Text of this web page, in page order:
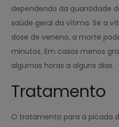
dependendo da quantidade
saúde geral da vítima. Se a
dose de veneno, a morte
minutos. Em casos menos
algumas horas a alguns dias.
Tratamento
O tratamento para a picada